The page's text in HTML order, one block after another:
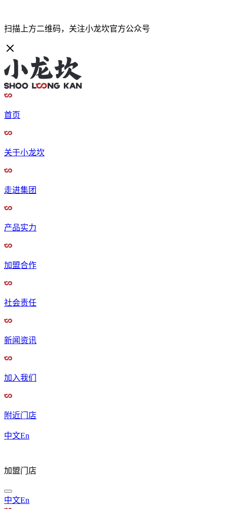
扫描上方二维码，关注小龙坎官方公众号
首页
关于小龙坎
走进集团
产品实力
加盟合作
社会责任
新闻资讯
加入我们
附近门店
中文En
加盟门店
中文En